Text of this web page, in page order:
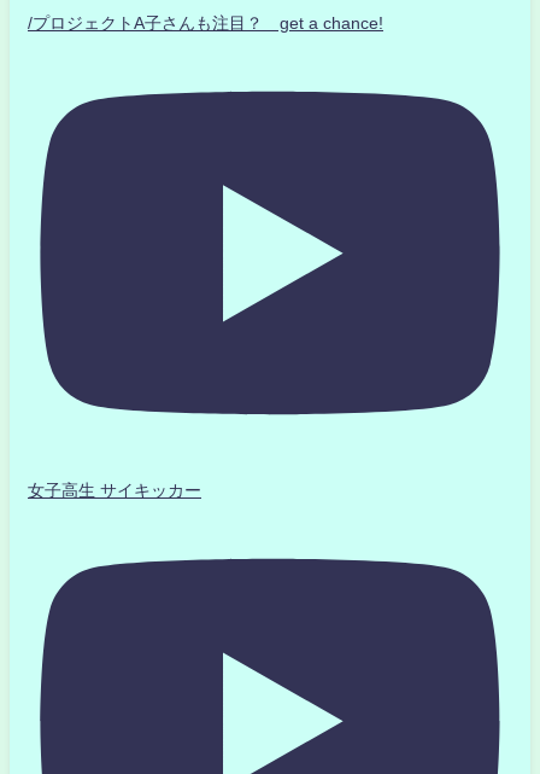
/プロジェクトA子さんも注目？ get a chance!
女子高生 サイキッカー